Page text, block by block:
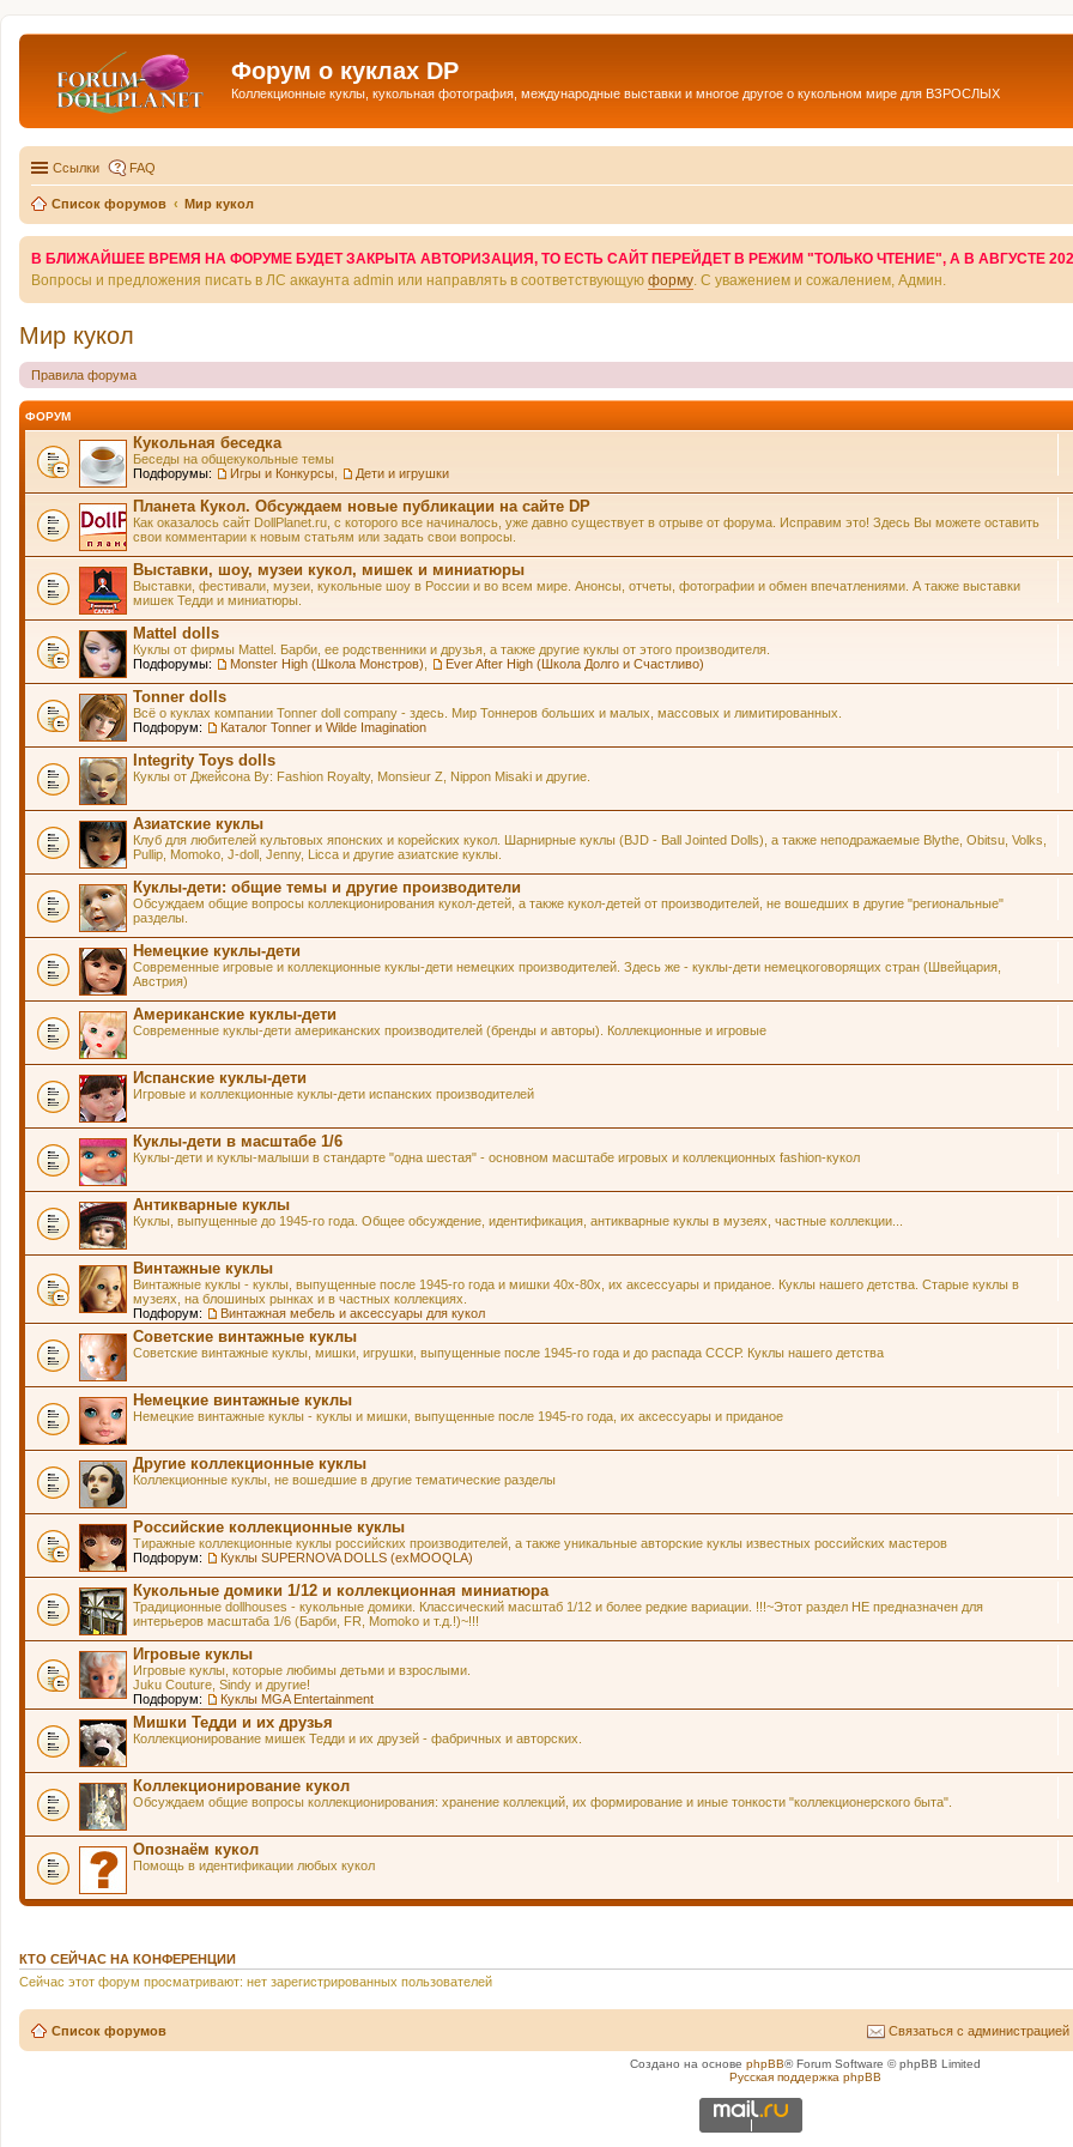
Форум о куклах DP
Коллекционные куклы, кукольная фотография, международные выставки и многое другое о кукольном мире для ВЗРОСЛЫХ
Ссылки FAQ
Список форумов Мир кукол
В БЛИЖАЙШЕЕ ВРЕМЯ НА ФОРУМЕ БУДЕТ ЗАКРЫТА АВТОРИЗАЦИЯ, ТО ЕСТЬ САЙТ ПЕРЕЙДЕТ В РЕЖИМ "ТОЛЬКО ЧТЕНИЕ", А В АВГУСТЕ
Вопросы и предложения писать в ЛС аккаунта admin или направлять в соответствующую форму . С уважением и сожалением, Админ.
Мир кукол
Правила форума
ФОРУМ
Кукольная беседка
Беседы на общекукольные темы
Подфорумы:
Игры и Конкурсы Дети и игрушки
Планета Кукол. Обсуждаем новые публикации на сайте DP
Как оказалось сайт DollPlanet.ru, с которого все начиналось, уже давно существует в отрыве от форума. Исправим это! Здесь Вы можете оставить
свои комментарии к новым статьям или задать свои вопросы.
Выставки, шоу, музеи кукол, мишек и миниатюры
Выставки, фестивали, музеи, кукольные шоу в России и во всем мире. Анонсы, отчеты, фотографии и обмен впечатлениями. А также выставки
мишек Тедди и миниатюры.
Mattel dolls
Куклы от фирмы Mattel. Барби, ее родственники и друзья, а также другие куклы от этого производителя.
Подфорумы:
Monster High (Школа Монстров) Ever After High (Школа Долго и Счастливо)
Tonner dolls
Всё о куклах компании Tonner doll company - здесь. Мир Тоннеров больших и малых, массовых и лимитированных.
Подфорум:
Каталог Tonner и Wilde Imagination
Integrity Toys dolls
Куклы от Джейсона Ву: Fashion Royalty, Monsieur Z, Nippon Misaki и другие.
Азиатские куклы
Клуб для любителей культовых японских и корейских кукол. Шарнирные куклы (BJD - Ball Jointed Dolls), а также неподражаемые Blythe, Obitsu, Volks,
Pullip, Momoko, J-doll, Jenny, Licca и другие азиатские куклы.
Куклы-дети: общие темы и другие производители
Обсуждаем общие вопросы коллекционирования кукол-детей, а также кукол-детей от производителей, не вошедших в другие "региональные"
разделы.
Немецкие куклы-дети
Современные игровые и коллекционные куклы-дети немецких производителей. Здесь же - куклы-дети немецкоговорящих стран (Швейцария,
Австрия)
Американские куклы-дети
Современные куклы-дети американских производителей (бренды и авторы). Коллекционные и игровые
Испанские куклы-дети
Игровые и коллекционные куклы-дети испанских производителей
Куклы-дети в масштабе 1/6
Куклы-дети и куклы-малыши в стандарте "одна шестая" - основном масштабе игровых и коллекционных fashion-кукол
Антикварные куклы
Куклы, выпущенные до 1945-го года. Общее обсуждение, идентификация, антикварные куклы в музеях, частные коллекции...
Винтажные куклы
Винтажные куклы - куклы, выпущенные после 1945-го года и мишки 40х-80х, их аксессуары и приданое. Куклы нашего детства. Старые куклы в
музеях, на блошиных рынках и в частных коллекциях.
Подфорум:
Винтажная мебель и аксессуары для кукол
Советские винтажные куклы
Советские винтажные куклы, мишки, игрушки, выпущенные после 1945-го года и до распада СССР. Куклы нашего детства
Немецкие винтажные куклы
Немецкие винтажные куклы - куклы и мишки, выпущенные после 1945-го года, их аксессуары и приданое
Другие коллекционные куклы
Коллекционные куклы, не вошедшие в другие тематические разделы
Российские коллекционные куклы
Тиражные коллекционные куклы российских производителей, а также уникальные авторские куклы известных российских мастеров
Подфорум:
Куклы SUPERNOVA DOLLS (exMOOQLA)
Кукольные домики 1/12 и коллекционная миниатюра
Традиционные dollhouses - кукольные домики. Классический масштаб 1/12 и более редкие вариации. !!!~Этот раздел НЕ предназначен для
интерьеров масштаба 1/6 (Барби, FR, Momoko и т.д.!)~!!!
Игровые куклы
Игровые куклы, которые любимы детьми и взрослыми.
Juku Couture, Sindy и другие!
Подфорум:
Куклы MGA Entertainment
Мишки Тедди и их друзья
Коллекционирование мишек Тедди и их друзей - фабричных и авторских.
Коллекционирование кукол
Обсуждаем общие вопросы коллекционирования: хранение коллекций, их формирование и иные тонкости "коллекционерского быта".
Опознаём кукол
Помощь в идентификации любых кукол
КТО СЕЙЧАС НА КОНФЕРЕНЦИИ
Сейчас этот форум просматривают: нет зарегистрированных пользователей
Список форумов Связаться с администрацией
Создано на основе phpBB® Forum Software © phpBB Limited
Русская поддержка phpBB